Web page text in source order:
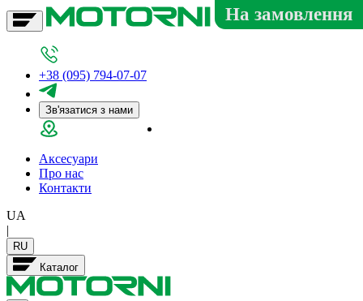
+38 (095) 794-07-07
Зв'язатися з нами
Аксесуари
Про нас
Контакти
UA
|
RU
Каталог
На замовлення